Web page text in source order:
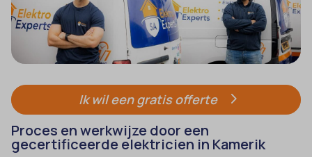
Ik wil een gratis offerte
Proces en werkwijze door een
gecertificeerde elektricien in Kamerik